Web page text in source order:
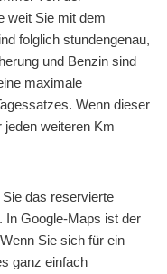
weit Sie mit dem
folglich stundengenau,
und Benzin sind
maximale
Wenn dieser
jeden weiteren Km
das reservierte
In Google-Maps ist der
Sie sich für ein
ganz einfach